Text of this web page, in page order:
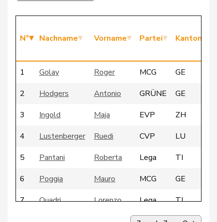
N° Nachname Vorname Partei Kanton
1 Golay Roger MCG
GE
2
Hodgers Antonio GRÜNE
GE
3
Ingold Maja EVP
ZH
4
Lustenberger Ruedi CVP
LU
5
Pantani Roberta Lega
TI
6
Poggia Mauro MCG
GE
7
Quadri Lorenzo Lega
TI